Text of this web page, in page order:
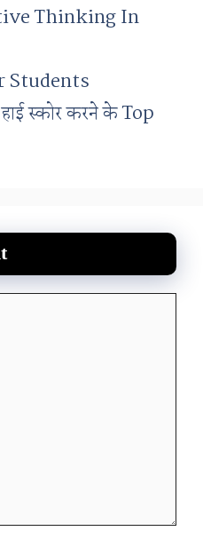
Thinking In
Students
हाई स्कोर करने के Top